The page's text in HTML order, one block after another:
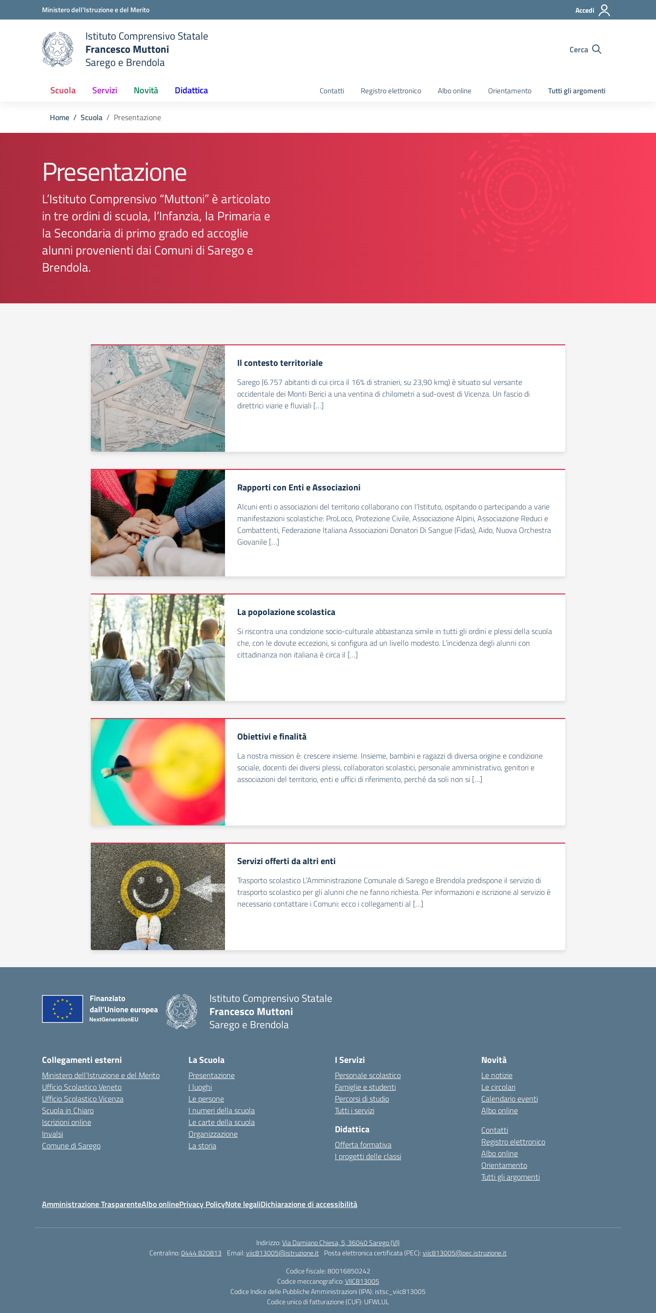
Vai ai contenuti
Vai al menu di navigazioneMinistero dell'Istruzione e del Merito Accedi
scuola
Istituto Comprensivo Statale
Francesco Muttoni
Sarego e Brendola
Cerca
Scuola Servizi Novità Didattica Contatti Registro elettronico Albo online Orientamento Tutti gli argomenti
Home Scuola Presentazione
Presentazione
L’Istituto Comprensivo “Muttoni” è articolato
in tre ordini di scuola, l’Infanzia, la Primaria e
la Secondaria di primo grado ed accoglie
alunni provenienti dai Comuni di Sarego e
Brendola.
Il contesto territoriale
Sarego (6.757 abitanti di cui circa il 16% di stranieri, su 23,90 kmq) è situato sul versante
occidentale dei Monti Berici a una ventina di chilometri a sud-ovest di Vicenza. Un fascio di
direttrici viarie e fluviali […]
Rapporti con Enti e Associazioni
Alcuni enti o associazioni del territorio collaborano con l’Istituto, ospitando o partecipando a varie
manifestazioni scolastiche: ProLoco, Protezione Civile, Associazione Alpini, Associazione Reduci e
Combattenti, Federazione Italiana Associazioni Donatori Di Sangue (Fidas), Aido, Nuova Orchestra
Giovanile […]
La popolazione scolastica
Si riscontra una condizione socio-culturale abbastanza simile in tutti gli ordini e plessi della scuola
che, con le dovute eccezioni, si configura ad un livello modesto. L’incidenza degli alunni con
cittadinanza non italiana è circa il […]
Obiettivi e finalità
La nostra mission è: crescere insieme. Insieme, bambini e ragazzi di diversa origine e condizione
sociale, docenti dei diversi plessi, collaboratori scolastici, personale amministrativo, genitori e
associazioni del territorio, enti e uffici di riferimento, perché da soli non si […]
Servizi offerti da altri enti
Trasporto scolastico L’Amministrazione Comunale di Sarego e Brendola predispone il servizio di
trasporto scolastico per gli alunni che ne fanno richiesta. Per informazioni e iscrizione al servizio è
necessario contattare i Comuni: ecco i collegamenti al […]
Istituto Comprensivo Statale
Francesco Muttoni
Sarego e Brendola
Collegamenti esterni
Ministero dell’Istruzione e del Merito
Ufficio Scolastico Veneto
Ufficio Scolastico Vicenza
Scuola in Chiaro
Iscrizioni online
Invalsi
Comune di Sarego
La Scuola
Presentazione
I luoghi
Le persone
I numeri della scuola
Le carte della scuola
Organizzazione
La storia
I Servizi
Personale scolastico
Famiglie e studenti
Percorsi di studio
Tutti i servizi
Didattica
Offerta formativa
I progetti delle classi
Novità
Le notizie
Le circolari
Calendario eventi
Albo online
Contatti
Registro elettronico
Albo online
Orientamento
Tutti gli argomenti
Amministrazione TrasparenteAlbo onlinePrivacy PolicyNote legaliDichiarazione di accessibilità
Indirizzo:Via Damiano Chiesa, 5, 36040 Sarego (VI)
Centralino:0444 820813 Email:viic813005@istruzione.it Posta elettronica certificata (PEC):viic813005@pec.istruzione.it
Codice fiscale: 80016850242
Codice meccanografico:VIIC813005
Codice Indice delle Pubbliche Amministrazioni (IPA): istsc_viic813005
Codice unico di fatturazione (CUF): UFWLUL